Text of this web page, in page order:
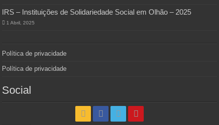
IRS – Instituições de Solidariedade Social em Olhão – 2025
1 Abril, 2025
Política de privacidade
Política de privacidade
Social